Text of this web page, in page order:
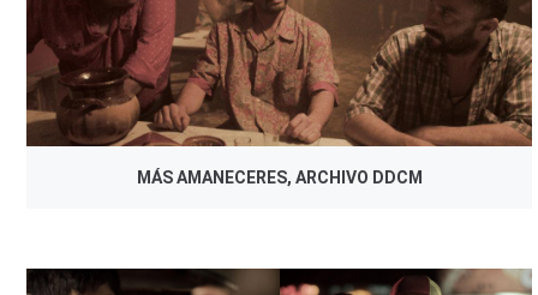
MÁS AMANECERES, ARCHIVO DDCM